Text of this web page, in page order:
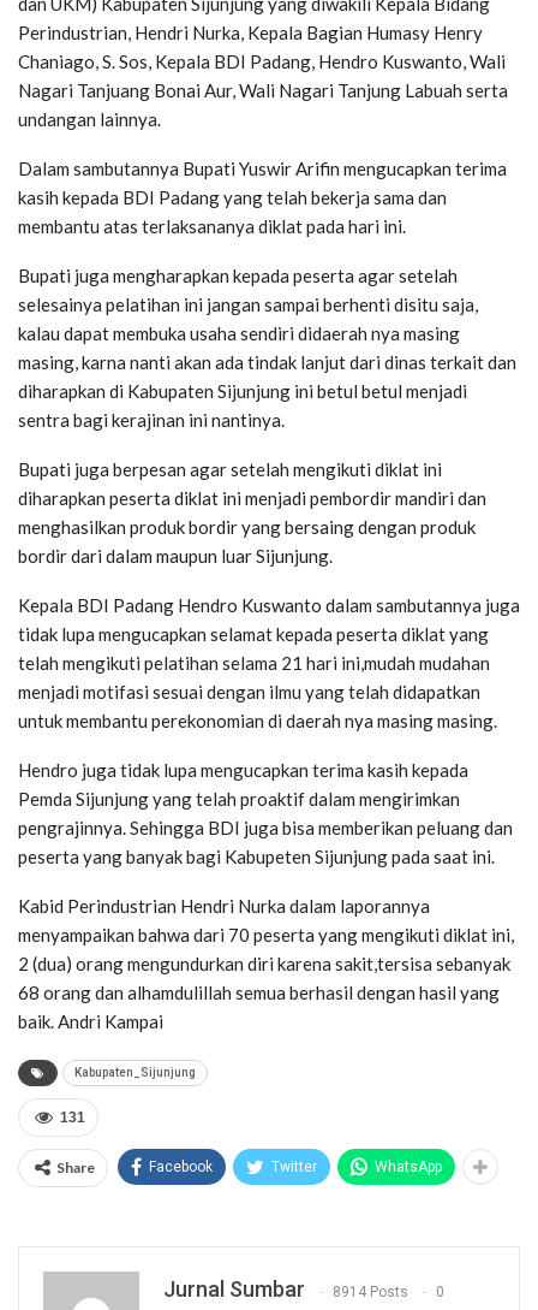
Perindustrian, Hendri Nurka, Kepala Bagian Humasy Henry
Chaniago, S. Sos, Kepala BDI Padang, Hendro Kuswanto, Wali
Nagari Tanjuang Bonai Aur, Wali Nagari Tanjung Labuah serta
undangan lainnya.
Dalam sambutannya Bupati Yuswir Arifin mengucapkan terima
kasih kepada BDI Padang yang telah bekerja sama dan
membantu atas terlaksananya diklat pada hari ini.
Bupati juga mengharapkan kepada peserta agar setelah
selesainya pelatihan ini jangan sampai berhenti disitu saja,
kalau dapat membuka usaha sendiri didaerah nya masing
masing, karna nanti akan ada tindak lanjut dari dinas terkait dan
diharapkan di Kabupaten Sijunjung ini betul betul menjadi
sentra bagi kerajinan ini nantinya.
Bupati juga berpesan agar setelah mengikuti diklat ini
diharapkan peserta diklat ini menjadi pembordir mandiri dan
menghasilkan produk bordir yang bersaing dengan produk
bordir dari dalam maupun luar Sijunjung.
Kepala BDI Padang Hendro Kuswanto dalam sambutannya juga
tidak lupa mengucapkan selamat kepada peserta diklat yang
telah mengikuti pelatihan selama 21 hari ini,mudah mudahan
menjadi motifasi sesuai dengan ilmu yang telah didapatkan
untuk membantu perekonomian di daerah nya masing masing.
Hendro juga tidak lupa mengucapkan terima kasih kepada
Pemda Sijunjung yang telah proaktif dalam mengirimkan
pengrajinnya. Sehingga BDI juga bisa memberikan peluang dan
peserta yang banyak bagi Kabupeten Sijunjung pada saat ini.
Kabid Perindustrian Hendri Nurka dalam laporannya
menyampaikan bahwa dari 70 peserta yang mengikuti diklat ini,
2 (dua) orang mengundurkan diri karena sakit,tersisa sebanyak
68 orang dan alhamdulillah semua berhasil dengan hasil yang
baik. Andri Kampai
Kabupaten_Sijunjung
131
Share Facebook Twitter WhatsApp
Jurnal Sumbar 8914 Posts 0